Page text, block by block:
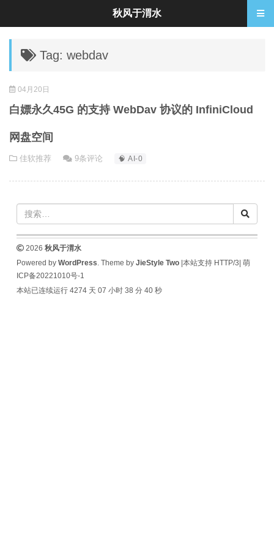
Tag: webdav
04月20日
白嫖永久45G 的支持 WebDav 协议的 InfiniCloud
网盘空间
佳软推荐 9条评论 🧠 AI-0
2026 秋风于渭水
Powered by WordPress. Theme by JieStyle Two|本站支持 HTTP/3| 萌
ICP备20221010号-1
本站已连续运行 4274 天 07 小时 38 分 40 秒
秋风于渭水